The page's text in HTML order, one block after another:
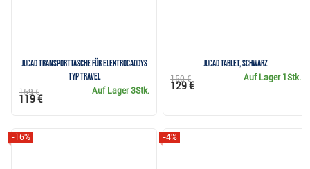
Jucad Transporttasche für Elektrocaddys
Typ Travel
Auf Lager3Stk.
159 €
119 €
JuCad Tablet, schwarz
Auf Lager 1Stk.
150 €
129 €
-16% -4%